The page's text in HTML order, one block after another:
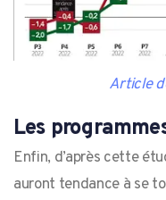
Article
Les
Enfin, d’après cette
auront tendance à se